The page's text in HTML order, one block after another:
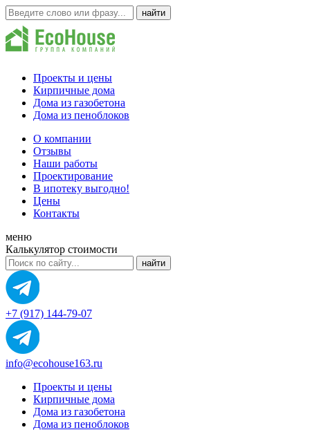
Проекты и цены
Кирпичные дома
Дома из газобетона
Дома из пеноблоков
О компании
Отзывы
Наши работы
Проектирование
В ипотеку выгодно!
Цены
Контакты
меню
Калькулятор стоимости
+7 (917) 144-79-07
info@ecohouse163.ru
Проекты и цены
Кирпичные дома
Дома из газобетона
Дома из пеноблоков